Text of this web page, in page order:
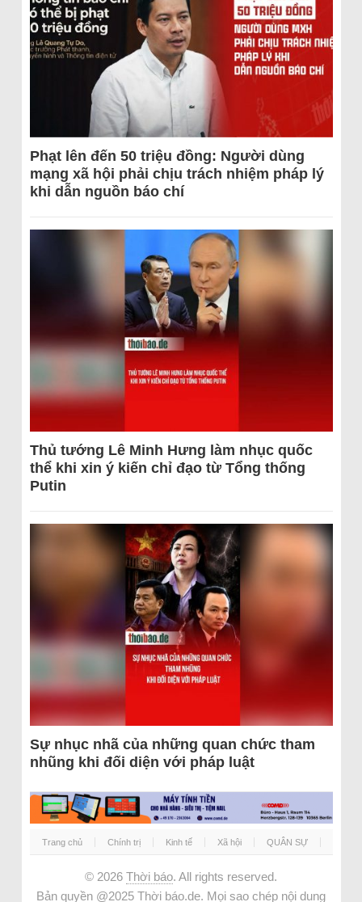
Phạt lên đến 50 triệu đồng: Người dùng
mạng xã hội phải chịu trách nhiệm pháp lý
khi dẫn nguồn báo chí
Thủ tướng Lê Minh Hưng làm nhục quốc
thể khi xin ý kiến chỉ đạo từ Tổng thống
Putin
Sự nhục nhã của những quan chức tham
nhũng khi đối diện với pháp luật
Trang chủ Chính trị Kinh tế Xã hội QUÂN SỰ
© 2026 Thời báo. All rights reserved.
Bản quyền @2025 Thời báo.de. Mọi sao chép nội dung